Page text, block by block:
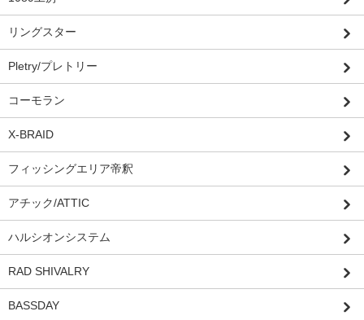
リングスター
Pletry/プレトリー
コーモラン
X-BRAID
フィッシングエリア帝釈
アチック/ATTIC
ハルシオンシステム
RAD SHIVALRY
BASSDAY